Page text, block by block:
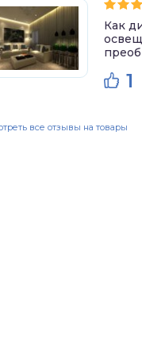
Как
1
все отзывы на товары